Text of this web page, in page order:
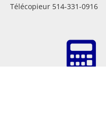
Télécopieur 514-331-0916